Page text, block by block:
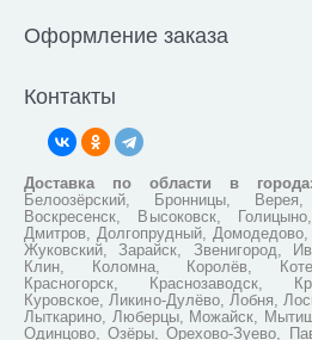
Оформление заказа
Контакты
Доставка по области в города:
Белоозёрский, Бронницы,
Воскресенск, Высоковск,
Дмитров, Долгопрудный,
Жуковский, Зарайск, Звенигород,
Клин, Коломна, Королёв,
Красногорск, Краснозаводск,
Куровское, Ликино-Дулёво, Лобня,
Лыткарино, Люберцы, Можайск,
Одинцово, Озёры, Орехово-Зуево,